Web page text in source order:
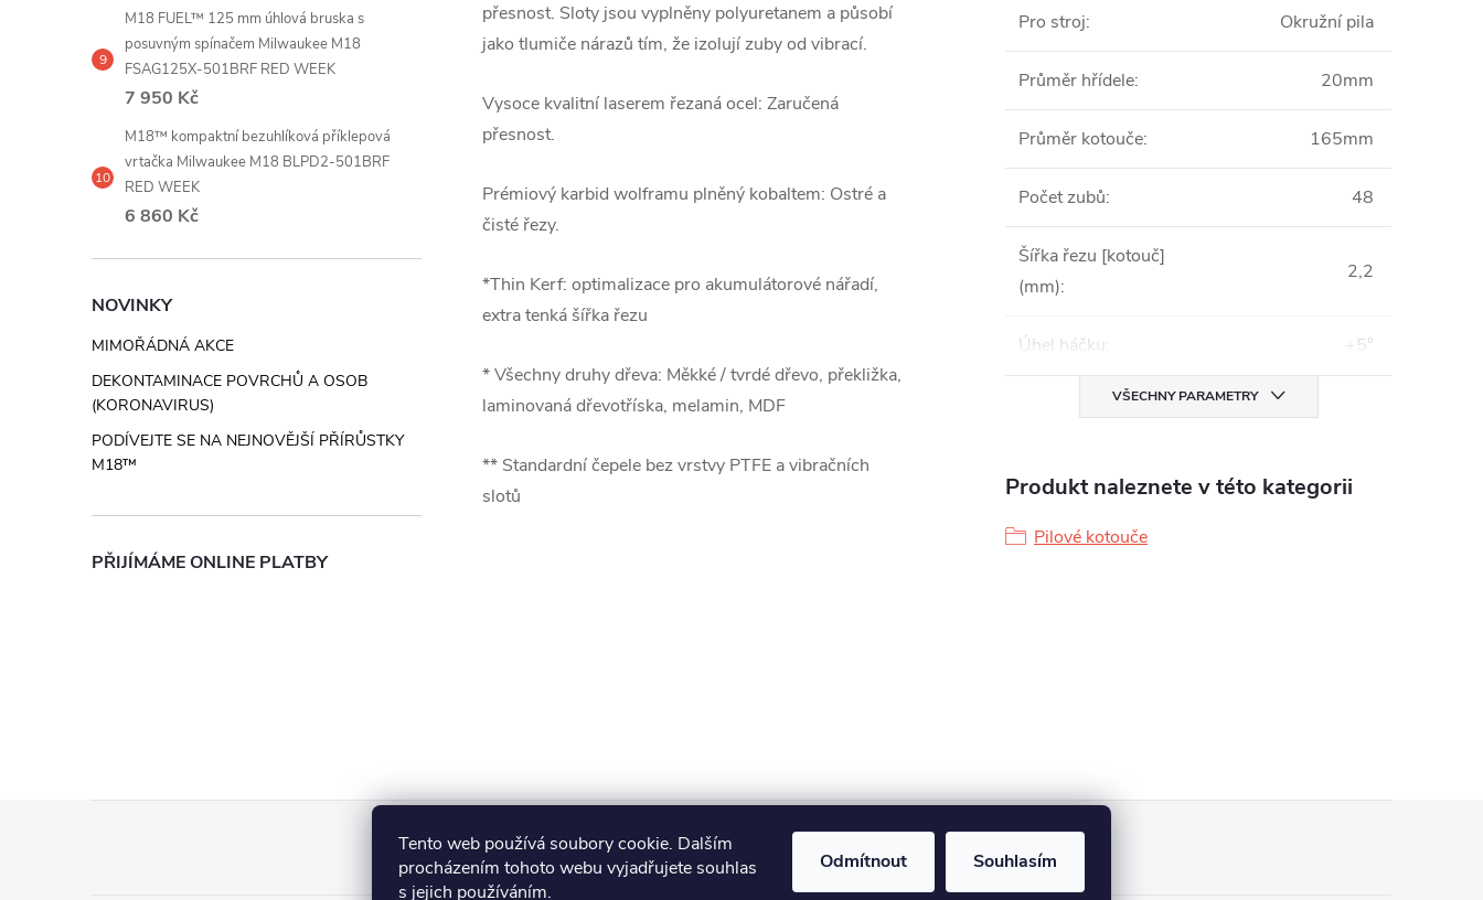
Tento web používá soubory cookie. Dalším
procházením tohoto webu vyjadřujete souhlas
s jejich používáním.
Odmítnout Souhlasím
M18 FUEL™ 125 mm úhlová bruska s
posuvným spínačem Milwaukee M18
FSAG125X-501BRF RED WEEK
7 950 Kč
M18™ kompaktní bezuhlíková příklepová
vrtačka Milwaukee M18 BLPD2-501BRF
RED WEEK
6 860 Kč
NOVINKY
MIMOŘÁDNÁ AKCE
DEKONTAMINACE POVRCHŮ A OSOB
(KORONAVIRUS)
PODÍVEJTE SE NA NEJNOVĚJŠÍ PŘÍRŮSTKY
M18™
PŘIJÍMÁME ONLINE PLATBY
přesnost. Sloty jsou vyplněny polyuretanem a působí
jako tlumiče nárazů tím, že izolují zuby od vibrací.
Vysoce kvalitní laserem řezaná ocel: Zaručená
přesnost.
Prémiový karbid wolframu plněný kobaltem: Ostré a
čisté řezy.
*Thin Kerf: optimalizace pro akumulátorové nářadí,
extra tenká šířka řezu
* Všechny druhy dřeva: Měkké / tvrdé dřevo, překližka,
laminovaná dřevotříska, melamin, MDF
** Standardní čepele bez vrstvy PTFE a vibračních
slotů
Pro stroj: Okružní pila
Průměr hřídele: 20mm
Průměr kotouče: 165mm
Počet zubů: 48
Šířka řezu [kotouč]
(mm):
2,2
Úhel háčku : +5°
VŠECHNY PARAMETRY
Produkt naleznete v této kategorii
Pilové kotouče
Makita Milwaukee